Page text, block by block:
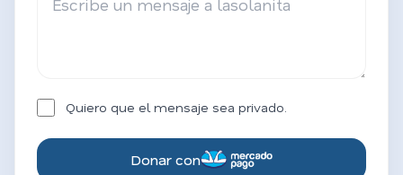
Quiero que el mensaje sea privado.
Donar con